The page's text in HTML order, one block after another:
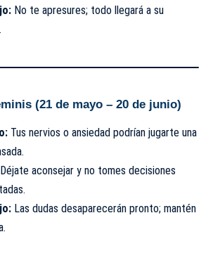
No te apresures; todo llegará a su
(21 de mayo – 20 de junio)
Tus nervios o ansiedad podrían jugarte una
Déjate aconsejar y no tomes decisiones
Las dudas desaparecerán pronto; mantén